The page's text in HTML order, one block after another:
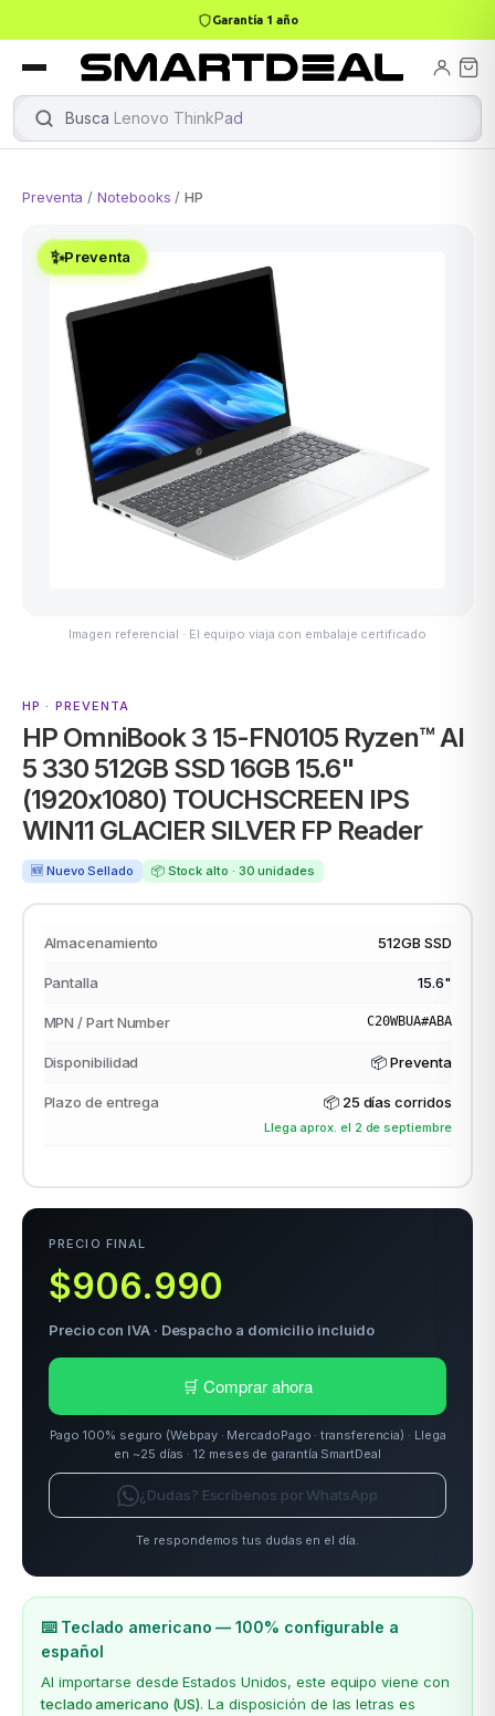
Garantía 1 año
Busca Lenovo ThinkPad
ACER
Preventa /Notebooks /HP
✨Preventa
Imagen referencial · El equipo viaja con embalaje certificado
HP · PREVENTA
HP OmniBook 3 15-FN0105 Ryzen™ AI
5 330 512GB SSD 16GB 15.6"
(1920x1080) TOUCHSCREEN IPS
WIN11 GLACIER SILVER FP Reader
🆕 Nuevo Sellado 📦 Stock alto · 30 unidades
Almacenamiento 512GB SSD
Pantalla 15.6"
MPN / Part Number C20WBUA#ABA
Disponibilidad 📦 Preventa
Plazo de entrega 📦 25 días corridos
Llega aprox. el 2 de septiembre
PRECIO FINAL
$906.990
Precio con IVA · Despacho a domicilio incluido
🛒 Comprar ahora
Pago 100% seguro (Webpay · MercadoPago · transferencia) · Llega
en ~25 días · 12 meses de garantía SmartDeal
¿Dudas? Escríbenos por WhatsApp
Te respondemos tus dudas en el día.
⌨️ Teclado americano — 100% configurable a
español
Al importarse desde Estados Unidos, este equipo viene con
teclado americano (US). La disposición de las letras es